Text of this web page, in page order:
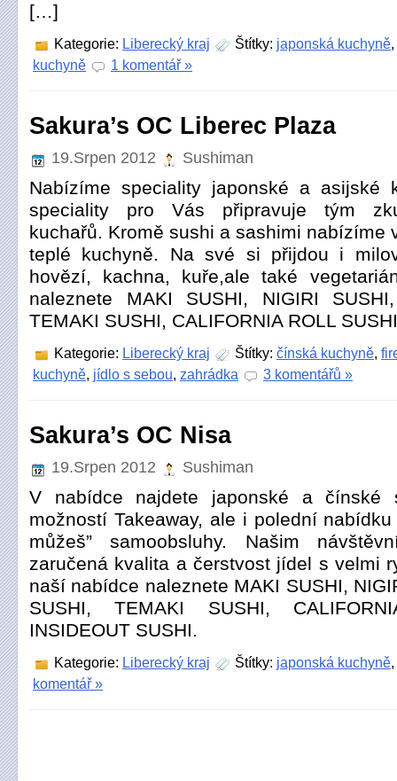
[…]
Kategorie: Liberecký kraj Štítky: japonská kuchyně,
kuchyně
1 komentář »
Sakura’s OC Liberec Plaza
19.Srpen 2012 Sushiman
Nabízíme speciality japonské a asijské
speciality pro Vás připravuje tým
kuchařů. Kromě sushi a sashimi nabízíme
teplé kuchyně. Na své si přijdou i
hovězí, kachna, kuře,ale také
naleznete MAKI SUSHI, NIGIRI
TEMAKI SUSHI, CALIFORNIA ROLL
Kategorie: Liberecký kraj Štítky: čínská kuchyně,
kuchyně, jídlo s sebou, zahrádka 3 komentářů »
Sakura’s OC Nisa
19.Srpen 2012 Sushiman
V nabídce najdete japonské a čínské
možností Takeaway, ale i polední
můžeš” samoobsluhy. Našim
zaručená kvalita a čerstvost jídel s velmi
naší nabídce naleznete MAKI SUSHI,
SUSHI, TEMAKI SUSHI,
INSIDEOUT SUSHI.
Kategorie: Liberecký kraj Štítky: japonská kuchyně,
komentář »